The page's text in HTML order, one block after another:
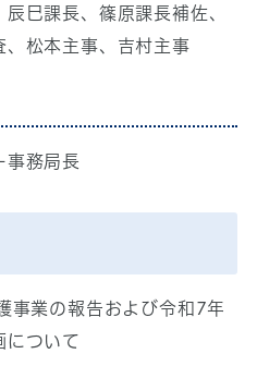
巳課長、篠原課長補佐、
松本主事、吉村主事
事務局長
事業の報告および令和7年
について